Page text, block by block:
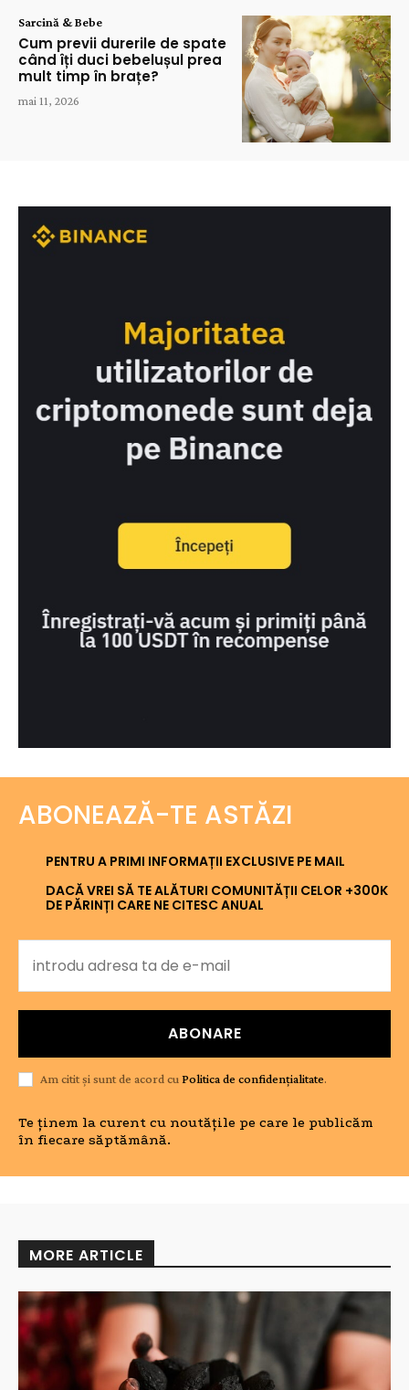
Sarcină & Bebe
Cum previi durerile de spate
când îți duci bebelușul prea
mult timp în brațe?
mai 11, 2026
ABONEAZĂ-TE ASTĂZI
PENTRU A PRIMI INFORMAȚII EXCLUSIVE PE MAIL
DACĂ VREI SĂ TE ALĂTURI COMUNITĂȚII CELOR +300K
DE PĂRINȚI CARE NE CITESC ANUAL
ABONARE
Am citit și sunt de acord cu Politica de confidențialitate.
Te ținem la curent cu noutățile pe care le publicăm
în fiecare săptămână.
MORE ARTICLE